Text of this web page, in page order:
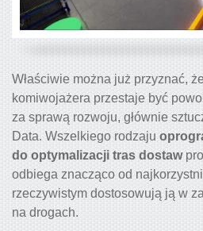
Właściwie można już przyznać,
komiwojażera przestaje być
za sprawą rozwoju, głównie
Data. Wszelkiego rodzaju
do optymalizacji tras dostaw
odbiega znacząco od
rzeczywistym dostosowują ją w
na drogach.